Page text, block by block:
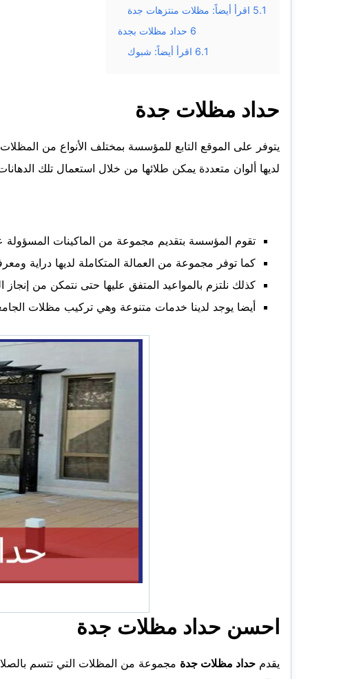
5.1 اقرأ أيضاً: مظلات منتزهات جدة
6 حداد مظلات بجدة
6.1 اقرأ أيضاً: شبوك
حداد مظلات جدة
يتوفر على الموقع التابع للمؤسسة بمختلف الأنواع من
لديها ألوان متعددة يمكن طلائها من خلال استعمال تلك
تقوم المؤسسة بتقديم مجموعة من الماكينات
كما توفر مجموعة من العمالة المتكاملة لديها دراية
كذلك نلتزم بالمواعيد المتفق عليها حتى نتمكن من
أيضا يوجد لدينا خدمات متنوعة وهي تركيب مظلات
احسن حداد مظلات جدة
يقدم حداد مظلات جدة مجموعة من المظلات التي تتسم